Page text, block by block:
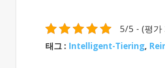
5/5 - (평가
태그 : Intelligent-Tiering,